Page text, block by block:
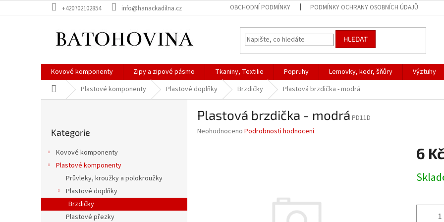
na
+420702102854 info@hanackadilna.cz OBCHODNÍ PODMÍNKY PODMÍNKY OCHRANY OSOBNÍCH ÚDAJŮ
HLEDAT
Kovové komponenty Zipy a zipové pásmo Tkaniny, Textilie Popruhy Lemovky, kedr, šňůry Výztuhy
Domů Plastové komponenty Plastové doplňky Brzdičky Plastová brzdička - modrá
a
kategorie
Kategorie
Kovové komponenty
Plastové komponenty
Průvleky, kroužky a polokroužky
Plastové doplňky
Brzdičky
Plastové přezky
Plastová brzdička - modrá PD11D
Průměrné
Neohodnoceno Podrobnosti hodnocení
6 Kč
cena: